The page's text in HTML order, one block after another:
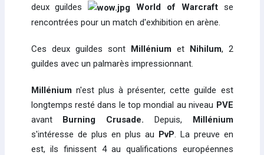
deux guildes
World of Warcraft se
rencontrées pour un match d'exhibition en arène.
Ces deux guildes sont Milléniumet Nihilum, 2
guildes avec un palmarès impressionnant.
Milléniumn'est plus à présenter, cette guilde est
longtemps resté dans le top mondial au niveau PVE
avant Burning Crusade. Depuis, Millénium
s'intéresse de plus en plus au PvP. La preuve en
est, ils finissent 4 au qualifications européennes